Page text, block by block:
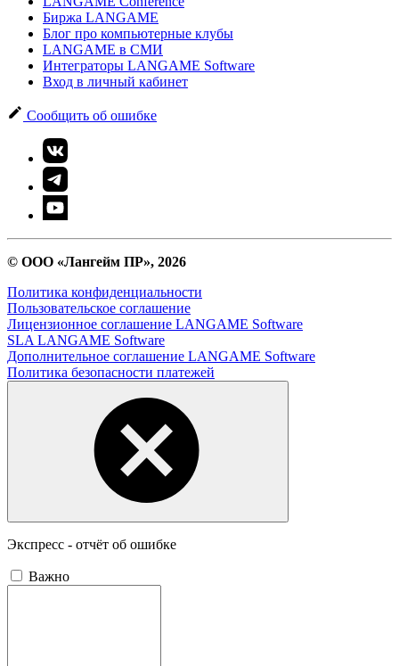
Биржа LANGAME
Блог про компьютерные клубы
LANGAME в СМИ
Интеграторы LANGAME Software
Вход в личный кабинет
Сообщить об ошибке
© ООО «Лангейм ПР», 2026
Политика конфиденциальности
Пользовательское соглашение
Лицензионное соглашение LANGAME Software
SLA LANGAME Software
Дополнительное соглашение LANGAME Software
Политика безопасности платежей
Экспресс - отчёт об ошибке
Важно